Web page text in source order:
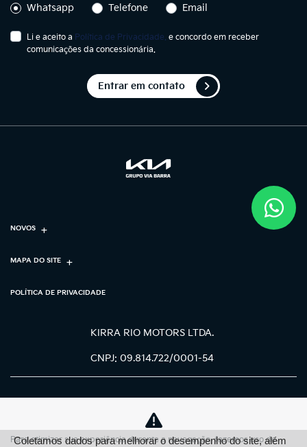
Whatsapp
Telefone Email
Li e aceito a Política de Privacidade. e concordo em receber
comunicações da concessionária.
Entrar em contato
NOVOS
MAPA DO SITE
POLÍTICA DE PRIVACIDADE
KIRRA RIO MOTORS LTDA.
CNPJ: 09.814.722/0001-54
Para otimizar sua experiência durante a navegação, fazemos uso de
Coletamos dados para melhorar o desempenho do site, além